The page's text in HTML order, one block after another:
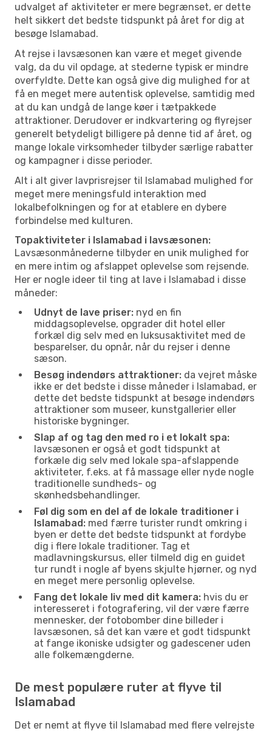
udvalget af aktiviteter er mere begrænset, er dette
helt sikkert det bedste tidspunkt på året for dig at
besøge Islamabad.
At rejse i lavsæsonen kan være et meget givende
valg, da du vil opdage, at stederne typisk er mindre
overfyldte. Dette kan også give dig mulighed for at
få en meget mere autentisk oplevelse, samtidig med
at du kan undgå de lange køer i tætpakkede
attraktioner. Derudover er indkvartering og flyrejser
generelt betydeligt billigere på denne tid af året, og
mange lokale virksomheder tilbyder særlige rabatter
og kampagner i disse perioder.
Alt i alt giver lavprisrejser til Islamabad mulighed for
meget mere meningsfuld interaktion med
lokalbefolkningen og for at etablere en dybere
forbindelse med kulturen.
Topaktiviteter i Islamabad i lavsæsonen:
Lavsæsonmånederne tilbyder en unik mulighed for
en mere intim og afslappet oplevelse som rejsende.
Her er nogle ideer til ting at lave i Islamabad i disse
måneder:
Udnyt de lave priser: nyd en fin
middagsoplevelse, opgrader dit hotel eller
forkæl dig selv med en luksusaktivitet med de
besparelser, du opnår, når du rejser i denne
sæson.
Besøg indendørs attraktioner: da vejret måske
ikke er det bedste i disse måneder i Islamabad, er
dette det bedste tidspunkt at besøge indendørs
attraktioner som museer, kunstgallerier eller
historiske bygninger.
Slap af og tag den med ro i et lokalt spa:
lavsæsonen er også et godt tidspunkt at
forkæle dig selv med lokale spa-afslappende
aktiviteter, f.eks. at få massage eller nyde nogle
traditionelle sundheds- og
skønhedsbehandlinger.
Føl dig som en del af de lokale traditioner i
Islamabad: med færre turister rundt omkring i
byen er dette det bedste tidspunkt at fordybe
dig i flere lokale traditioner. Tag et
madlavningskursus, eller tilmeld dig en guidet
tur rundt i nogle af byens skjulte hjørner, og nyd
en meget mere personlig oplevelse.
Fang det lokale liv med dit kamera: hvis du er
interesseret i fotografering, vil der være færre
mennesker, der fotobomber dine billeder i
lavsæsonen, så det kan være et godt tidspunkt
at fange ikoniske udsigter og gadescener uden
alle folkemængderne.
De mest populære ruter at flyve til
Islamabad
Det er nemt at flyve til Islamabad med flere velrejste